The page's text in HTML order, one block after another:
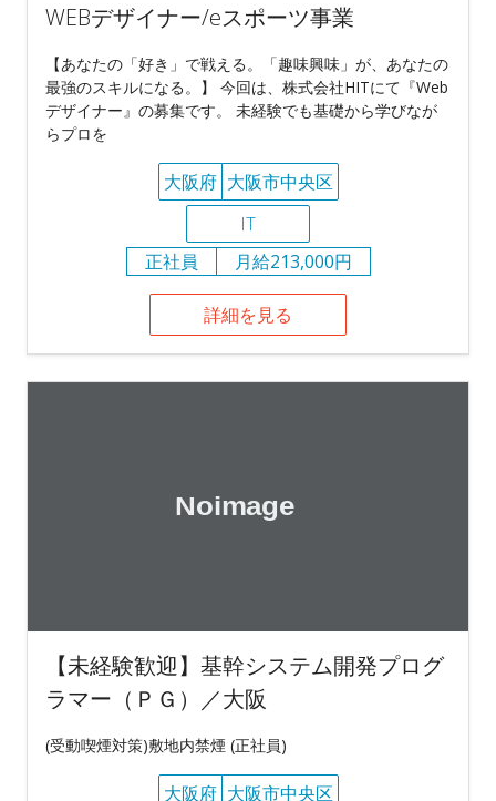
WEBデザイナー/eスポーツ事業
【あなたの「好き」で戦える。「趣味興味」が、あなたの
最強のスキルになる。】 今回は、株式会社HITにて『Web
デザイナー』の募集です。 未経験でも基礎から学びなが
らプロを
大阪府 大阪市中央区
IT
正社員
月給213,000円
詳細を見る
【未経験歓迎】基幹システム開発プログ
ラマー（ＰＧ）／大阪
(受動喫煙対策)敷地内禁煙 (正社員)
大阪府 大阪市中央区